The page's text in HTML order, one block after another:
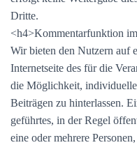
Dritte.
<h4>Kommentarfunktion
Wir bieten den Nutzern auf
Internetseite des für die
die Möglichkeit,
Beiträgen zu hinterlassen.
geführtes, in der Regel
eine oder mehrere